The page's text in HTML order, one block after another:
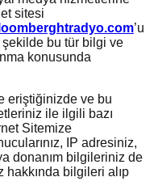
sitesi
’u
şekilde bu tür bilgi ve
konusunda
eriştiğinizde ve bu
ile ilgili bazı
Sitemize
IP adresiniz,
donanım bilgileriniz de
hakkında bilgileri alıp